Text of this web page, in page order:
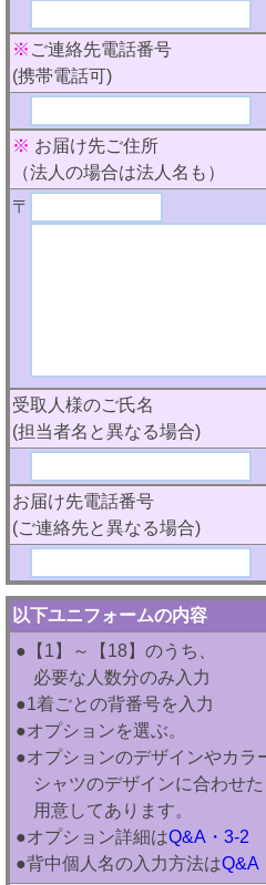
※ ご連絡先電話番号
(携帯電話可)
※ お届け先ご住所
（法人の場合は法人名も）
〒
受取人様のご氏名
(担当者名と異なる場合)
お届け先電話番号
(ご連絡先と異なる場合)
以下ユニフォームの内容
●【1】～【18】のうち、
必要な人数分のみ入力
●1着ごとの背番号を入力
●オプションを選ぶ。
●オプションのデザインやカラ
シャツのデザインに合わせた
用意してあります。
●オプション詳細はQ&A・3-2
●背中個人名の入力方法はQ&A